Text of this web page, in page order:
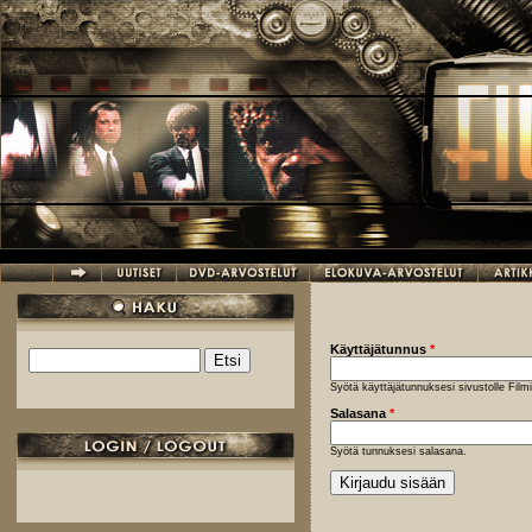
Hyppää pääsisältöön
Hakulomake
Käyttäjätunnus *
Syötä käyttäjätunnuksesi sivustolle
Salasana *
Syötä tunnuksesi salasana.